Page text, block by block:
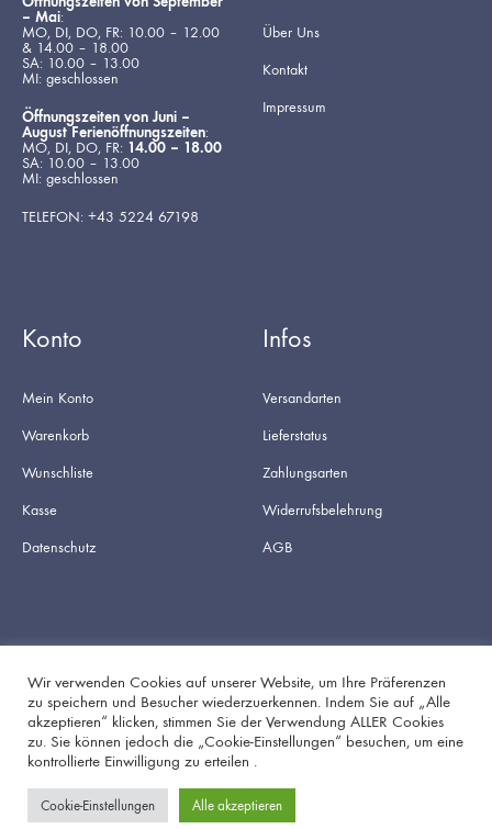
– Mai:
MO, DI, DO, FR: 10.00 – 12.00
& 14.00 – 18.00
SA: 10.00 – 13.00
MI: geschlossen
Öffnungszeiten von Juni –
August Ferienöffnungszeiten:
MO, DI, DO, FR: 14.00 – 18.00
SA: 10.00 – 13.00
MI: geschlossen
TELEFON: +43 5224 67198
Über Uns
Kontakt
Impressum
Konto
Mein Konto
Warenkorb
Wunschliste
Kasse
Datenschutz
Infos
Versandarten
Lieferstatus
Zahlungsarten
Widerrufsbelehrung
AGB
FacebookInstagram
Wir verwenden Cookies auf unserer Website, um Ihre Präferenzen
zu speichern und Besucher wiederzuerkennen. Indem Sie auf „Alle
akzeptieren“ klicken, stimmen Sie der Verwendung ALLER Cookies
zu. Sie können jedoch die „Cookie-Einstellungen“ besuchen, um eine
kontrollierte Einwilligung zu erteilen .
Cookie-Einstellungen Alle akzeptieren